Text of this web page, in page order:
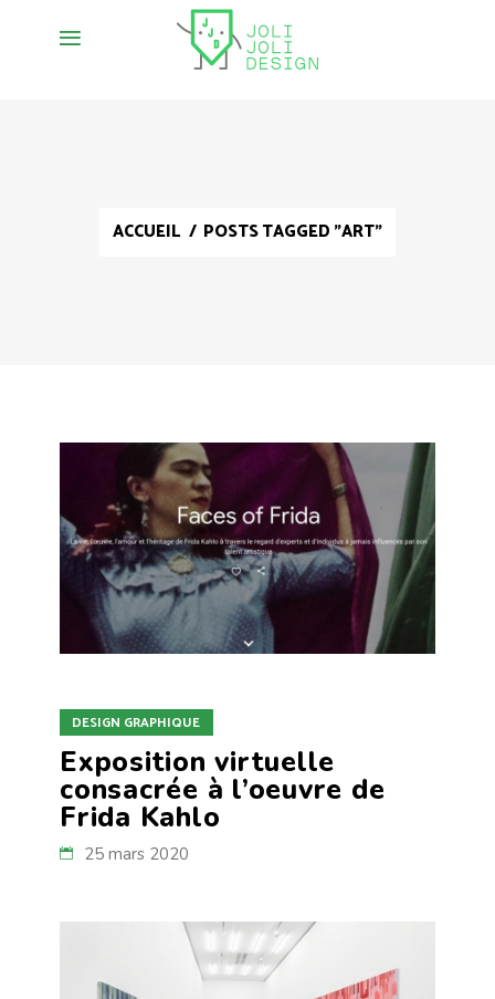
ACCUEIL / POSTS TAGGED "ART"
DESIGN GRAPHIQUE
Exposition virtuelle
consacrée à l’oeuvre de
Frida Kahlo
25 mars 2020